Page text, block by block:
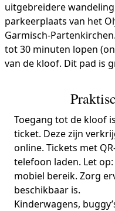
uitgebreidere
parkeerplaats van het
Garmisch-
tot 30 minuten lopen
van de kloof. Dit pad is
Toegang tot de kloof
ticket. Deze zijn
online. Tickets met
telefoon laden. Let
mobiel bereik. Zorg
beschikbaar is.
Kinderwagens,